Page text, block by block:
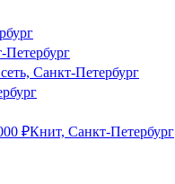
Санкт-Петербург
₽Книт, Санкт-Петербург